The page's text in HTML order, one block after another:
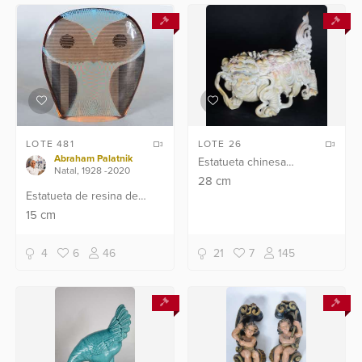
LOTE 481
Abraham Palatnik
Natal, 1928 -2020
Estatueta de resina de
poliéster representando
15cm
4 6 46
LOTE 26
Estatueta chinesa
representando "Cão de fó"
28 cm
21 7 145